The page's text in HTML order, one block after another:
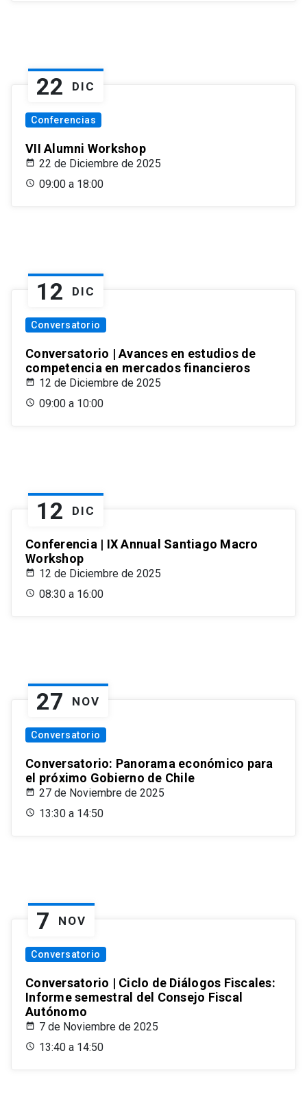
22 DIC
Conferencias
VII Alumni Workshop
22 de Diciembre de 2025
09:00 a 18:00
12 DIC
Conversatorio
Conversatorio | Avances en estudios de
competencia en mercados financieros
12 de Diciembre de 2025
09:00 a 10:00
12 DIC
Conferencia | IX Annual Santiago Macro
Workshop
12 de Diciembre de 2025
08:30 a 16:00
27 NOV
Conversatorio
Conversatorio: Panorama económico para
el próximo Gobierno de Chile
27 de Noviembre de 2025
13:30 a 14:50
7 NOV
Conversatorio
Conversatorio | Ciclo de Diálogos Fiscales:
Informe semestral del Consejo Fiscal
Autónomo
7 de Noviembre de 2025
13:40 a 14:50